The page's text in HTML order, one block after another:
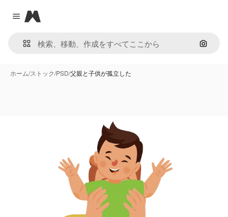
Close menu
Magnific
画像で
ホーム/ストック/PSD/父親と子供が孤立した